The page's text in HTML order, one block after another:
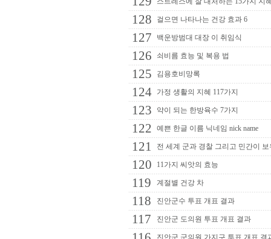
128 걸으면 나타나는 건강 효과 6
127 백운방범대 대장 이 취임식
126 쇠비름 효능 및 복용 법
125 김용호비망록
124 가정 생활의 지혜 117가지
123 약이 되는 한방육수 7가지
122 예쁜 한글 이름 닉네임 nick name
121 전 세계 군과 경찰 그리고 민간이
120 11가지 씨앗의 효능
119 계절별 건강 차
118 진안군수 투표 개표 결과
117 진안군 도의원 투표 개표 결과
진안군 군의원 가지구 투표 개표 결